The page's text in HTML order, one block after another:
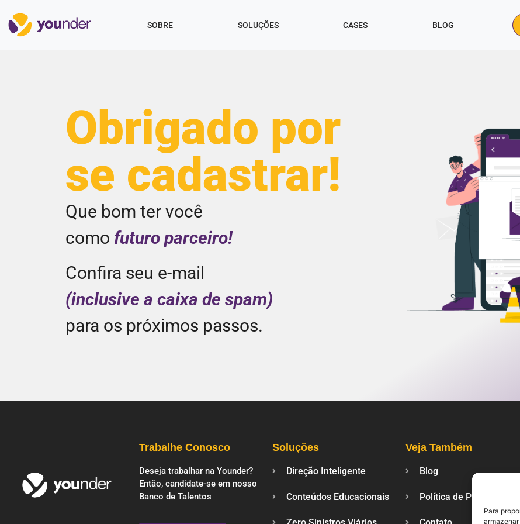
Para
SOBRE SOLUÇÕES CASES BLOG
Obrigado por
se cadastrar!
Que bom ter você
como futuro parceiro!
Confira seu e-mail
(inclusive a caixa de spam)
para os próximos passos.
Trabalhe Conosco
Deseja trabalhar na Younder?
Então, candidate-se em nosso
Banco de Talentos
Soluções
Direção Inteligente
Conteúdos Educacionais
Veja Também
Blog
Política de Privacidade